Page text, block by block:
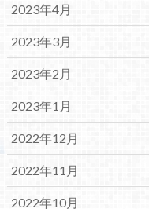
2023年4月
2023年3月
2023年2月
2023年1月
2022年12月
2022年11月
2022年10月